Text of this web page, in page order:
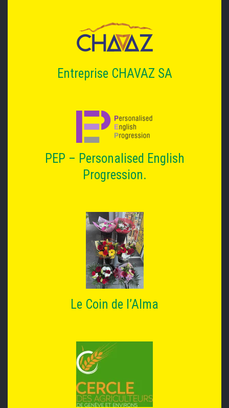
Entreprise CHAVAZ SA
PEP – Personalised English
Progression.
Le Coin de l’Alma